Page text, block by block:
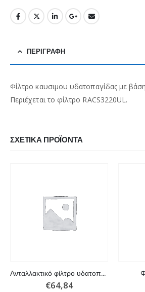
ΠΕΡΙΓΡΑΦΉ
Φίλτρο καυσιμου υδατοπαγίδας με
Περιέχεται το φίλτρο RACS3220UL.
ΣΧΕΤΙΚΆ ΠΡΟΪΌΝΤΑ
Ανταλλακτικό φίλτρο υδατοπαγίδας 10micron για Yamaha, Suzuki
€64,84